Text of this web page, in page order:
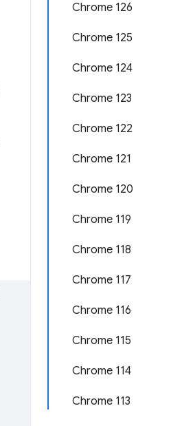
Chrome 126
Chrome 125
Chrome 124
Chrome 123
Chrome 122
Chrome 121
Chrome 120
Chrome 119
Chrome 118
Chrome 117
Chrome 116
Chrome 115
Chrome 114
Chrome 113